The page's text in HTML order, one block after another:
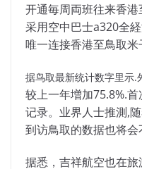
开通毎周両班往来香港
采用空中巴士a320全
唯一连接香港至鳥取米
据鸟取最新统计数字里示.
较上一年増加75.8%.
记录。业界人士推測,
到访鳥取的数据也将会
据悉，吉祥航空也在